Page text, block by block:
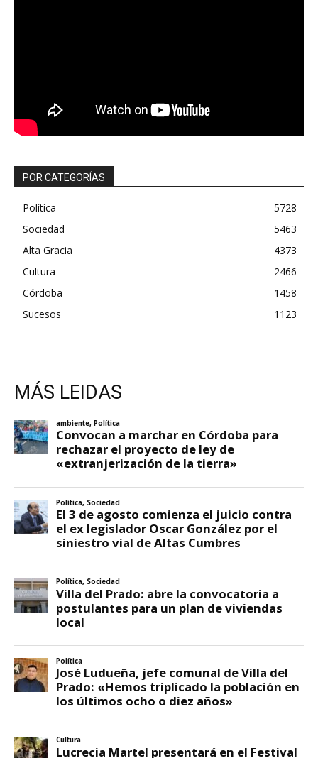
POR CATEGORÍAS
Política
5728
Sociedad
5463
Alta Gracia
4373
Cultura
2466
Córdoba
1458
Sucesos
1123
MÁS LEIDAS